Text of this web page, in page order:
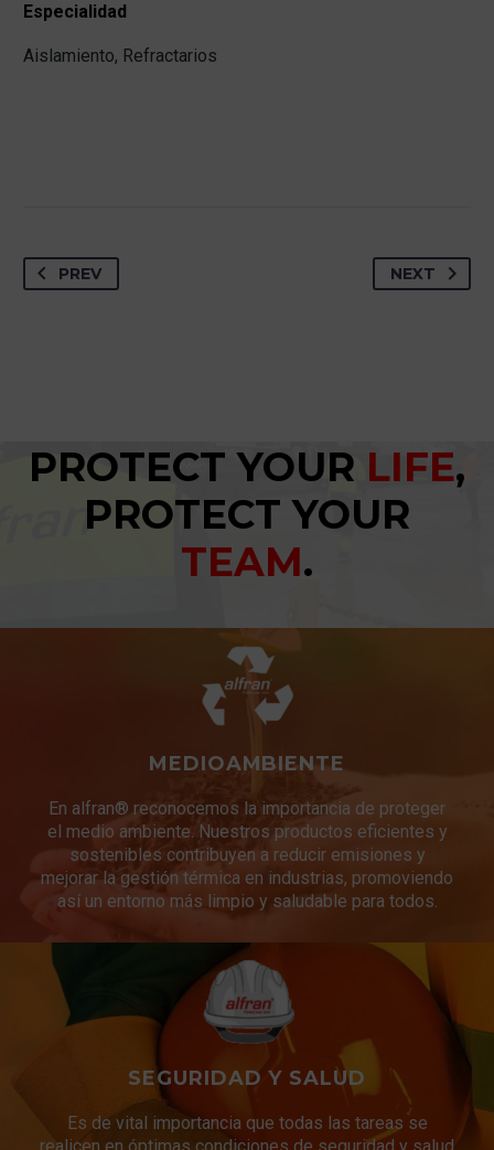
Especialidad
Aislamiento, Refractarios
PREV NEXT
PROTECT YOUR LIFE,
PROTECT YOUR
TEAM.
MEDIOAMBIENTE
En alfran® reconocemos la importancia de proteger
el medio ambiente. Nuestros productos eficientes y
sostenibles contribuyen a reducir emisiones y
mejorar la gestión térmica en industrias, promoviendo
así un entorno más limpio y saludable para todos.
SEGURIDAD Y SALUD
Es de vital importancia que todas las tareas se